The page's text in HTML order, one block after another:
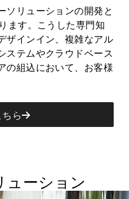
ソリューションの開発と
ます。こうした専門知
ザインイン、複雑なアル
ステムやクラウドベース
の組込において、お客様
ちら
ューション